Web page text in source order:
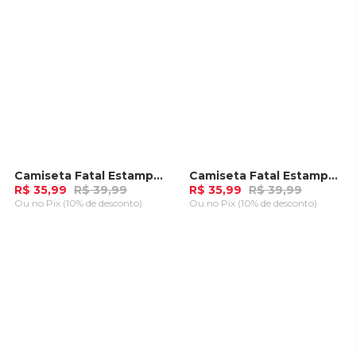
-10%
Camiseta Fatal Estampada Preta
R$ 35,99 R$ 39,99
Ou no Pix (10% de desconto)
-10%
Camiseta Fatal Estampada Azul Marinho
R$ 35,99 R$ 39,99
Ou no Pix (10% de desconto)